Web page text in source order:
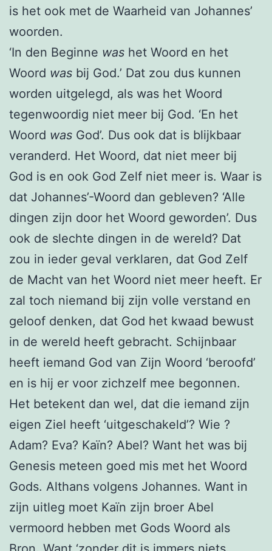
is het ook met de Waarheid van Johannes’
woorden.
‘In den Beginne was het Woord en het
Woord was bij God.’ Dat zou dus kunnen
worden uitgelegd, als was het Woord
tegenwoordig niet meer bij God. ‘En het
Woord was God’. Dus ook dat is blijkbaar
veranderd. Het Woord, dat niet meer bij
God is en ook God Zelf niet meer is. Waar is
dat Johannes’-Woord dan gebleven? ‘Alle
dingen zijn door het Woord geworden’. Dus
ook de slechte dingen in de wereld? Dat
zou in ieder geval verklaren, dat God Zelf
de Macht van het Woord niet meer heeft. Er
zal toch niemand bij zijn volle verstand en
geloof denken, dat God het kwaad bewust
in de wereld heeft gebracht. Schijnbaar
heeft iemand God van Zijn Woord ‘beroofd’
en is hij er voor zichzelf mee begonnen.
Het betekent dan wel, dat die iemand zijn
eigen Ziel heeft ‘uitgeschakeld’? Wie ?
Adam? Eva? Kaïn? Abel? Want het was bij
Genesis meteen goed mis met het Woord
Gods. Althans volgens Johannes. Want in
zijn uitleg moet Kaïn zijn broer Abel
vermoord hebben met Gods Woord als